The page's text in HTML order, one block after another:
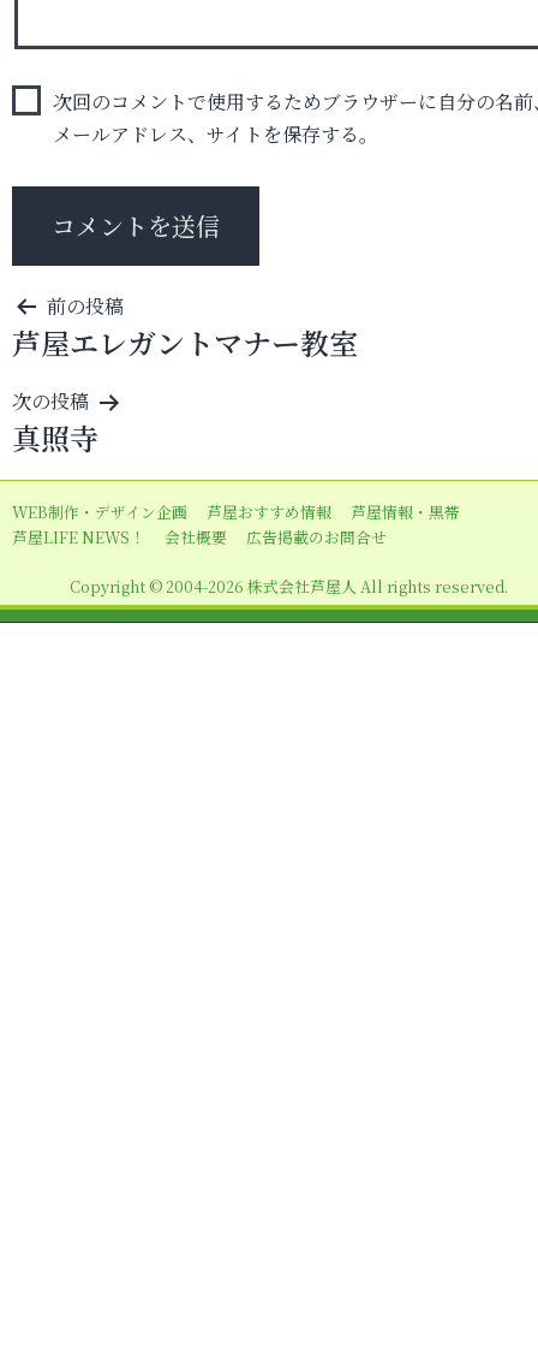
次回のコメントで使用するためブラウザーに自分の名前
メールアドレス、サイトを保存する。
投
稿
ナ
ビ
ゲ
ー
シ
ン
前の投稿
芦屋エレガントマナー教室
次の投稿
真照寺
WEB制作・デザイン企画 芦屋おすすめ情報
芦屋情報・黒帯
芦屋LIFE NEWS！
会社概要 広告掲載のお問合せ
Copyright © 2004-2026 株式会社芦屋人 All rights reserved.